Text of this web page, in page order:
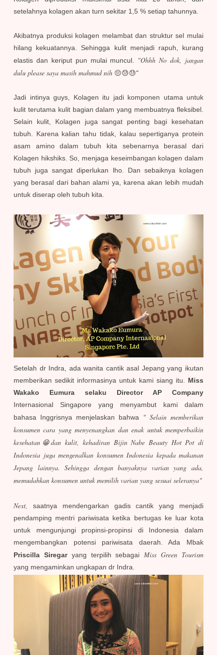
setelahnya kolagen akan turn sekitar 1,5 % setiap tahunnya.
Akibatnya produksi kolagen melambat dan struktur sel mulai
hilang kekuatannya. Sehingga kulit menjadi rapuh, kurang
elastis dan keriput pun mulai muncul.
"Ohhh No dok, jangan
dulu please saya masih mahmud nih 😔😓😓"
Jadi intinya guys, Kolagen itu jadi komponen utama untuk
kulit terutama kulit bagian dalam yang membuatnya fleksibel.
Selain kulit, Kolagen juga sangat penting bagi kesehatan
tubuh. Karena kalian tahu tidak, kalau sepertiganya protein
asam amino dalam tubuh kita sebenarnya berasal dari
Kolagen hikshiks. So, menjaga keseimbangan kolagen dalam
tubuh juga sangat diperlukan lho. Dan sebaiknya kolagen
yang berasal dari bahan alami ya, karena akan lebih mudah
untuk diserap oleh tubuh kita.
Setelah dr Indra, ada wanita cantik asal Jepang yang ikutan
memberikan sedikit informasinya untuk kami siang itu. Miss
Wakako Eumura selaku Director AP Company
Internasional Singapore yang menyambut kami dalam
bahasa Inggrisnya menjelaskan bahwa
" Selain memberikan
konsumen cara yang menyenangkan dan enak untuk memperbaikin
kesehatan😁dan kulit, kehadiran Bijin Nabe Beauty Hot Pot di
Indonesia juga mengenalkan konsumen Indonesia kepada makanan
Jepang lainnya. Sehingga dengan banyaknya varian yang ada,
memudahkan konsumen untuk memilih varian yang sesuai seleranya"
Next,
saatnya mendengarkan gadis cantik yang menjadi
pendamping mentri pariwisata ketika bertugas ke luar kota
untuk mengunjungi propinsi-propinsi di Indonesia dalam
mengembangkan potensi pariwisata daerah. Ada Mbak
Priscilla Siregaryang terpilih sebagaiMiss Green Tourism
yang mengaminkan ungkapan dr Indra.